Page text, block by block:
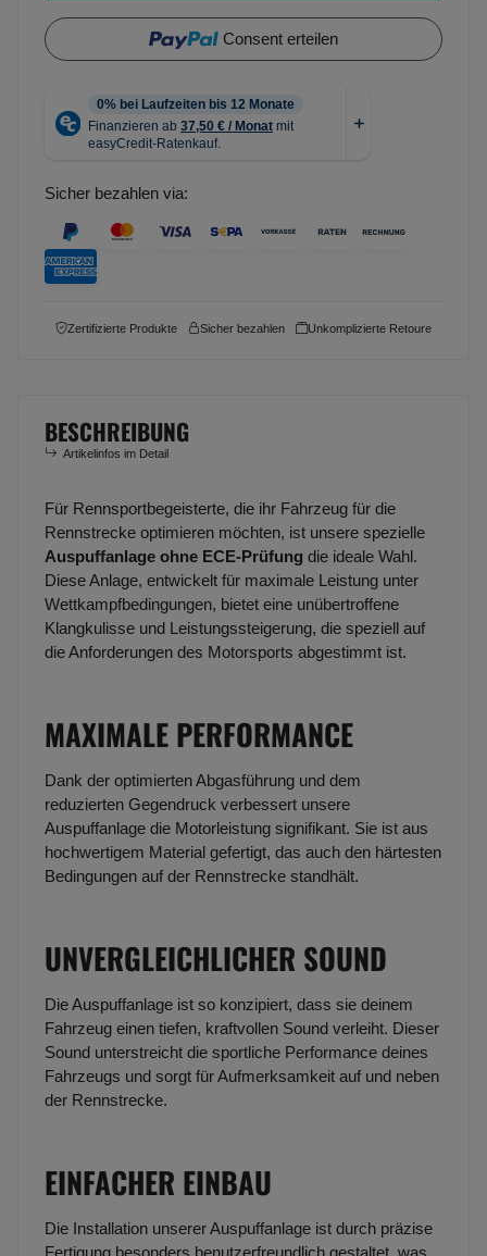
Consent erteilen
Sicher bezahlen via:
Zertifizierte Produkte Sicher bezahlen Unkomplizierte Retoure
BESCHREIBUNG
Artikelinfos im Detail
Für Rennsportbegeisterte, die ihr Fahrzeug für die
Rennstrecke optimieren möchten, ist unsere spezielle
Auspuffanlage ohne ECE-Prüfung die ideale Wahl.
Diese Anlage, entwickelt für maximale Leistung unter
Wettkampfbedingungen, bietet eine unübertroffene
Klangkulisse und Leistungssteigerung, die speziell auf
die Anforderungen des Motorsports abgestimmt ist.
MAXIMALE PERFORMANCE
Dank der optimierten Abgasführung und dem
reduzierten Gegendruck verbessert unsere
Auspuffanlage die Motorleistung signifikant. Sie ist aus
hochwertigem Material gefertigt, das auch den härtesten
Bedingungen auf der Rennstrecke standhält.
UNVERGLEICHLICHER SOUND
Die Auspuffanlage ist so konzipiert, dass sie deinem
Fahrzeug einen tiefen, kraftvollen Sound verleiht. Dieser
Sound unterstreicht die sportliche Performance deines
Fahrzeugs und sorgt für Aufmerksamkeit auf und neben
der Rennstrecke.
EINFACHER EINBAU
Die Installation unserer Auspuffanlage ist durch präzise
Fertigung besonders benutzerfreundlich gestaltet, was